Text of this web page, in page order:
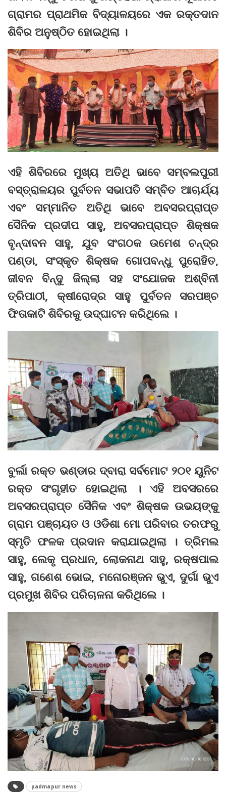
ଗ୍ରାମର ପ୍ରାଥମିକ ବିଦ୍ୟାଳୟରେ ଏକ ରକ୍ତଦାନ
ଶିବିର ଅନୁଷ୍ଠିତ ହୋଇଥିଲା ।
ଏହି ଶିବିରରେ ମୁଖ୍ୟ ଅତିଥି ଭାବେ ସମ୍ବଲପୁରୀ
ବସ୍ତ୍ରାଳୟର ପୁର୍ବତନ ସଭାପତି ସମ୍ବିତ ଆଚାର୍ଯ୍ୟ
ଏବଂ ସମ୍ମାନିତ ଅତିଥି ଭାବେ ଅବସରପ୍ରାପ୍ତ
ସୈନିକ ପ୍ରଦୀପ ସାହୁ, ଅବସରପ୍ରାପ୍ତ ଶିକ୍ଷକ
ବୃନ୍ଦାବନ ସାହୁ, ଯୁବ ସଂଗଠକ ଉମେଶ ଚନ୍ଦ୍ର
ପଣ୍ଡା, ସଂସ୍କୃତ ଶିକ୍ଷକ ଗୋପବନ୍ଧୁ ପୁରୋହିତ,
ଜୀବନ ବିନ୍ଦୁ ଜିଲ୍ଲା ସହ ସଂଯୋଜକ ଅଶ୍ବିନୀ
ତ୍ରିପାଠୀ, କ୍ଷୀରୋଦ୍ର ସାହୁ ପୁର୍ବତନ ସରପଞ୍ଚ
ଫିତାକାଟି ଶିବିରକୁ ଉଦ୍ଘାଟନ କରିଥିଲେ ।
ବୁର୍ଲା ରକ୍ତ ଭଣ୍ଡାର ଦ୍ବାରା ସର୍ବମୋଟ ୨୦୧ ୟୁନିଟ
ରକ୍ତ ସଂଗୃହୀତ ହୋଇଥିଲା । ଏହି ଅବସରରେ
ଅବସରପ୍ରାପ୍ତ ସୈନିକ ଏବଂ ଶିକ୍ଷକ ଉଭୟଙ୍କୁ
ଗ୍ରାମ ପଞ୍ଚାୟତ ଓ ଓଡିଶା ମୋ ପରିବାର ତରଫରୁ
ସ୍ମୃତି ଫଳକ ପ୍ରଦାନ କରାଯାଇଥିଲା । ତ୍ରିମଲ
ସାହୁ, ଲେକୃ ପ୍ରଧାନ, ଲୋକନାଥ ସାହୁ, ରକ୍ଷପାଲ
ସାହୁ, ଗଣେଶ ଭୋଇ, ମନୋରଞ୍ଜନ ଭୁଏ, ଦୁର୍ଗା ଭୁଏ
ପ୍ରମୁଖ ଶିବିର ପରିଚାଳନା କରିଥିଲେ ।
padmapur news